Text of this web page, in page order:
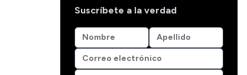
Suscríbete a la verdad